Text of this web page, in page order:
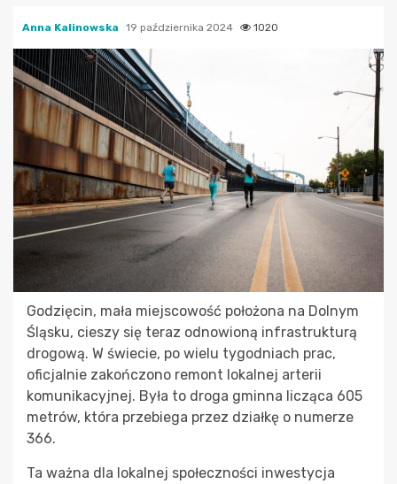
Anna Kalinowska 19 października 2024 1020
Godzięcin, mała miejscowość położona na Dolnym
Śląsku, cieszy się teraz odnowioną infrastrukturą
drogową. W świecie, po wielu tygodniach prac,
oficjalnie zakończono remont lokalnej arterii
komunikacyjnej. Była to droga gminna licząca 605
metrów, która przebiega przez działkę o numerze
366.
Ta ważna dla lokalnej społeczności inwestycja